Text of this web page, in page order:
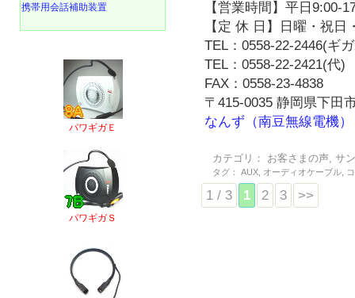
【営業時間】平日9:00-
【定 休 日】日曜・祝日
TEL：0558-22-2446(ギ
TEL：0558-22-2421(代)
FAX：0558-23-4838
〒415-0035 静岡県下田
なんず（南豆無線電機）
カテゴリ： お客さまの声 ,サ
タグ： AUX オーディオケーブル
1 / 3 1 2 3 >>
携帯用会話補助装置
パワギガＥ
パワギガＳ